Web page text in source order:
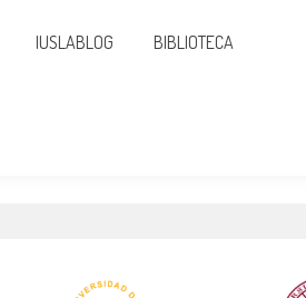
IUSLABLOG BIBLIOTECA